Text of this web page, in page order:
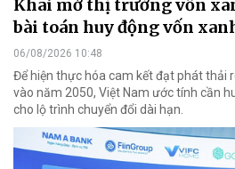
Khai mở thị trường vốn
bài toán huy động vốn
06/08/2026 10:48
Để hiện thực hóa cam kết đạt phát thải
vào năm 2050, Việt Nam ước tính cần
cho lộ trình chuyển đổi dài hạn.